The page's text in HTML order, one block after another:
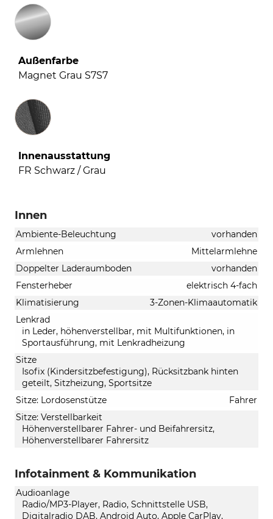
Außenfarbe
Magnet Grau S7S7
Innenausstattung
Innenausstattung
FR Schwarz / Grau
Innen
Ambiente-Beleuchtung
vorhanden
Armlehnen
Mittelarmlehne
Doppelter Laderaumboden
vorhanden
Fensterheber
elektrisch 4-fach
Klimatisierung
3-Zonen-Klimaautomatik
Lenkrad
in Leder, höhenverstellbar, mit Multifunktionen, in
Sportausführung, mit Lenkradheizung
Sitze
Isofix (Kindersitzbefestigung), Rücksitzbank hinten
geteilt, Sitzheizung, Sportsitze
Sitze: Lordosenstütze
Fahrer
Sitze: Verstellbarkeit
Höhenverstellbarer Fahrer- und Beifahrersitz,
Höhenverstellbarer Fahrersitz
Infotainment & Kommunikation
Audioanlage
Radio/MP3-Player, Radio, Schnittstelle USB,
Digitalradio DAB, Android Auto, Apple CarPlay,